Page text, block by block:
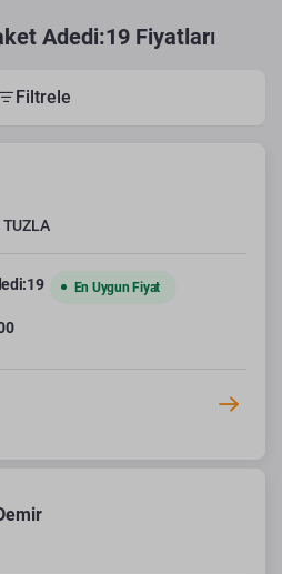
Adedi:19 Fiyatları
Filtrele
TUZLA
En Uygun Fiyat